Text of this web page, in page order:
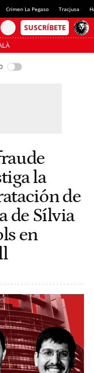
Crimen La Pegaso Tracjusa
la
de
de Sílvia
en